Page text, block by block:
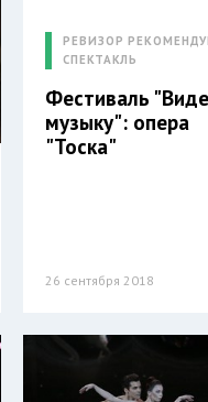
РЕВИЗОР
СПЕКТАКЛЬ
Фестиваль
музыку": опера
"Тоска"
26 сентября 2018